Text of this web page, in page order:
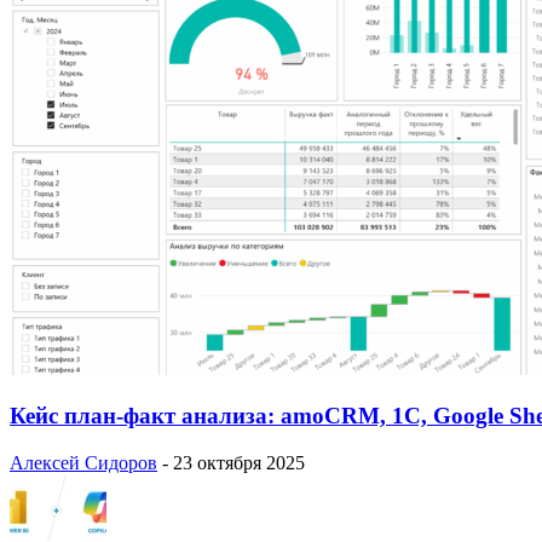
Кейс план-факт анализа: amoCRM, 1C, Google
Алексей Сидоров - 23 октября 2025